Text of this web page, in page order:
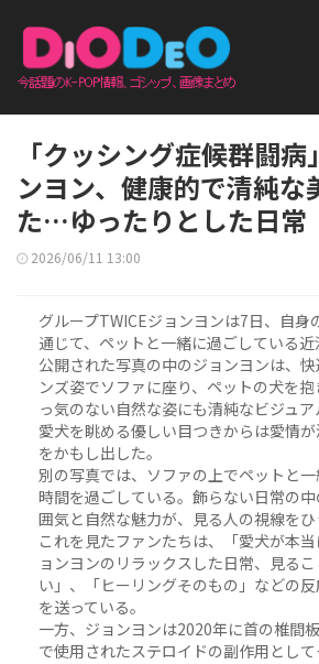
「クッシング症候群闘病
ンヨン、健康的で清純な
た…ゆったりとした日常
2026/06/11 13:00
グループTWICEジョンヨンは7日、自身
通じて、ペットと一緒に過ごしている近
公開された写真の中のジョンヨンは、
ンズ姿でソファに座り、ペットの犬を
っ気のない自然な姿にも清純なビジュア
愛犬を眺める優しい目つきからは愛情
をかもし出した。
別の写真では、ソファの上でペットと
時間を過ごしている。飾らない日常の
囲気と自然な魅力が、見る人の視線をひ
これを見たファンたちは、「愛犬が本
ョンヨンのリラックスした日常、見る
い」、「ヒーリングそのもの」などの
を送っている。
一方、ジョンヨンは2020年に首の椎間
で使用されたステロイドの副作用とし